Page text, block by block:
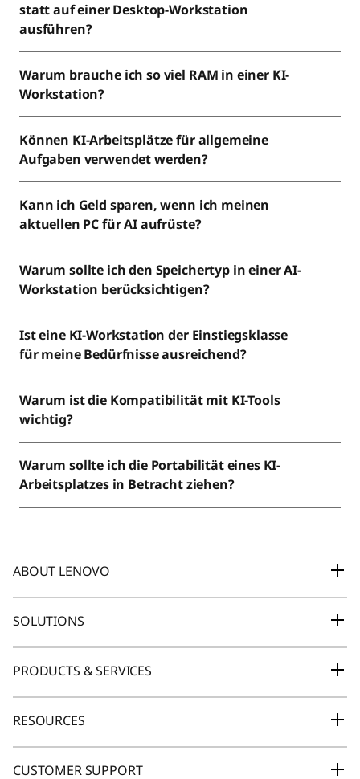
statt auf einer Desktop-Workstation
ausführen?
Warum brauche ich so viel RAM in einer KI-
Workstation?
Können KI-Arbeitsplätze für allgemeine
Aufgaben verwendet werden?
Kann ich Geld sparen, wenn ich meinen
aktuellen PC für AI aufrüste?
Warum sollte ich den Speichertyp in einer AI-
Workstation berücksichtigen?
Ist eine KI-Workstation der Einstiegsklasse
für meine Bedürfnisse ausreichend?
Warum ist die Kompatibilität mit KI-Tools
wichtig?
Warum sollte ich die Portabilität eines KI-
Arbeitsplatzes in Betracht ziehen?
ABOUT LENOVO
Investor Relations (englisch)
Jobs bei Lenovo
SOLUTIONS
PRODUCTS & SERVICES
Smartere KI für Sie
RESOURCES
CUSTOMER SUPPORT